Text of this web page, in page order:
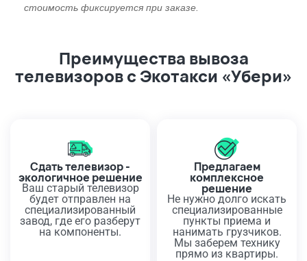
стоимость фиксируется при заказе.
Преимущества вывоза
телевизоров с Экотакси «Убери»
Сдать телевизор -
экологичное решение
Ваш старый телевизор
будет отправлен на
специализированный
завод, где его разберут
на компоненты.
Предлагаем
комплексное
решение
Не нужно долго искать
специализированные
пункты приема и
нанимать грузчиков.
Мы заберем технику
прямо из квартиры.